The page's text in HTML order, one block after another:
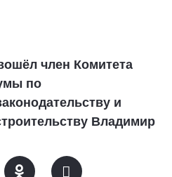
член Комитета
по
и
Владимир